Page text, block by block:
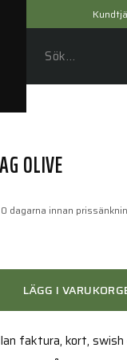
OLIVE
dagarna innan
LÄGG I
faktura, kort, swish